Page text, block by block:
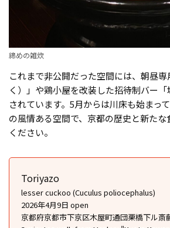
締めの雑炊
これまで非公開だった空間には、朝昼
く）」や鶏小屋を改装した招待制バー
されています。5月からは川床も始まっ
の風情ある空間で、京都の歴史と新た
ください。
Toriyazo
lesser cuckoo (Cuculus poliocephalus)
2026年4月9日 open
京都府京都市下京区木屋町通団栗橋下ル斎